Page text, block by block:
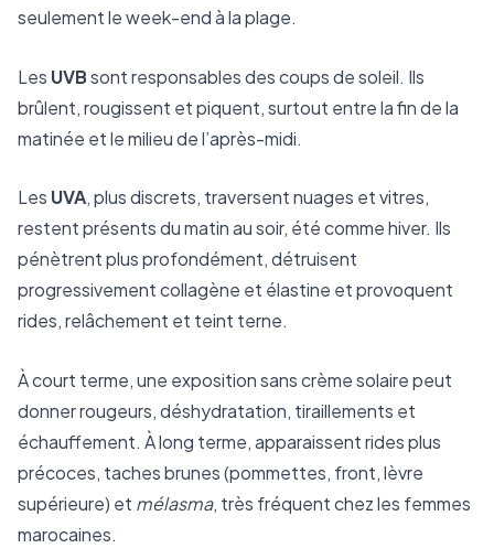
seulement le week-end à la plage.
Les UVBsont responsables des coups de soleil. Ils
brûlent, rougissent et piquent, surtout entre la fin de la
matinée et le milieu de l’après-midi.
Les UVA, plus discrets, traversent nuages et vitres,
restent présents du matin au soir, été comme hiver. Ils
pénètrent plus profondément, détruisent
progressivement collagène et élastine et provoquent
rides, relâchement et teint terne.
À court terme, une exposition sans crème solaire peut
donner rougeurs, déshydratation, tiraillements et
échauffement. À long terme, apparaissent rides plus
précoces, taches brunes (pommettes, front, lèvre
supérieure) et mélasma, très fréquent chez les femmes
marocaines.